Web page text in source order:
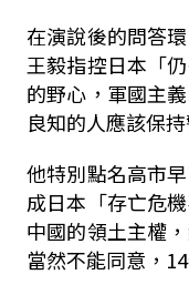
在演說後的問答
王毅指控日本「
的野心，軍國主
良知的人應該保
他特別點名高市
成日本「存亡危
中國的領土主權
當然不能同意，